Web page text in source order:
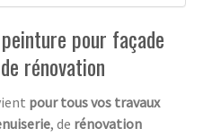
pour façade
rénovation
pour tous vos travaux
, de rénovation